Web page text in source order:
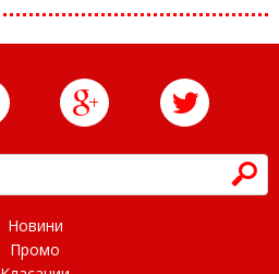
h
Новини
Промо